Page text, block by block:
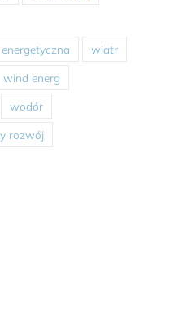
wiatr
wind energ
wodór
rozwój